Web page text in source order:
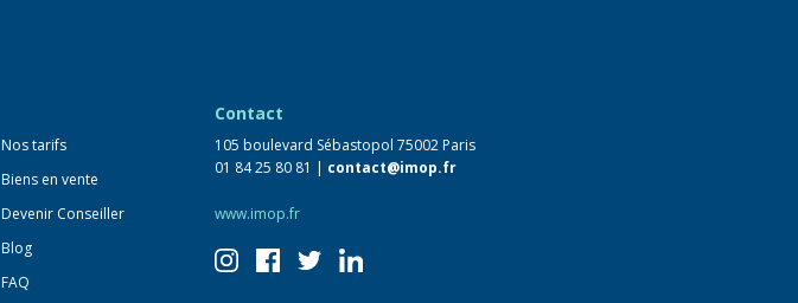
Nos tarifs
Biens en vente
Devenir Conseiller
Blog
FAQ
Contact
105 boulevard Sébastopol 75002 Paris
01 84 25 80 81 | contact@imop.fr
www.imop.fr